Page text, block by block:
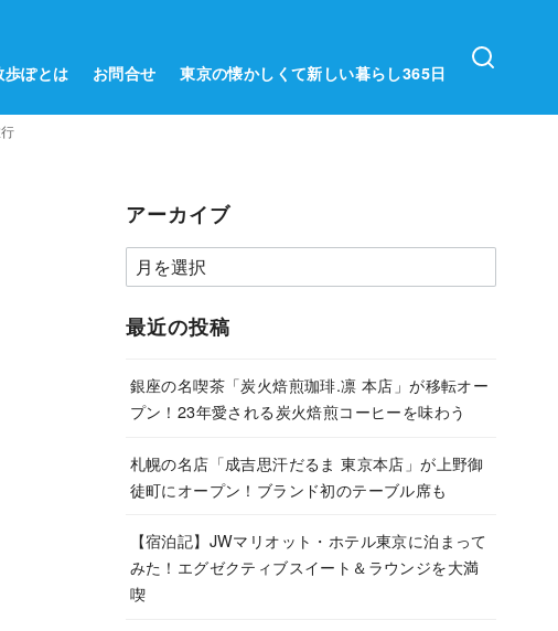
歩ぽとは お問合せ 東京の懐かしくて新しい暮らし365日
アーカイブ
ア
ー
カ
ブ
最近の投稿
銀座の名喫茶「炭火焙煎珈琲.凛 本店」が移転オー
プン！23年愛される炭火焙煎コーヒーを味わう
札幌の名店「成吉思汗だるま 東京本店」が上野御
徒町にオープン！ブランド初のテーブル席も
【宿泊記】JWマリオット・ホテル東京に泊まって
みた！エグゼクティブスイート＆ラウンジを大満
喫